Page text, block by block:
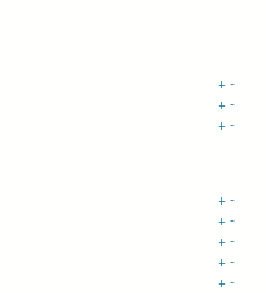
+-
+-
+-
+-
+-
+-
+-
+-